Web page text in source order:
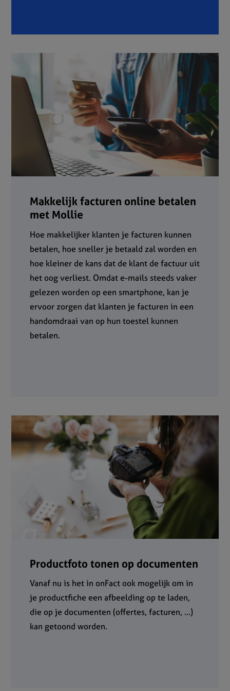
Makkelijk facturen online betalen
met Mollie
Hoe makkelijker klanten je facturen kunnen
betalen, hoe sneller je betaald zal worden en
hoe kleiner de kans dat de klant de factuur uit
het oog verliest. Omdat e-mails steeds vaker
gelezen worden op een smartphone, kan je
ervoor zorgen dat klanten je facturen in een
handomdraai van op hun toestel kunnen
betalen.
Productfoto tonen op documenten
Vanaf nu is het in onFact ook mogelijk om in
je productfiche een afbeelding op te laden,
die op je documenten (offertes, facturen, ...)
kan getoond worden.